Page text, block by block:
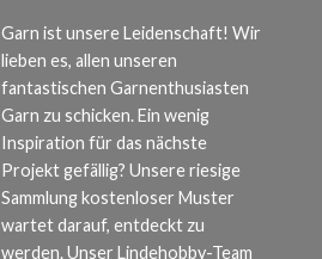
Garn ist unsere Leidenschaft! Wir
lieben es, allen unseren
fantastischen Garnenthusiasten
Garn zu schicken. Ein wenig
Inspiration für das nächste
Projekt gefällig? Unsere riesige
Sammlung kostenloser Muster
wartet darauf, entdeckt zu
werden. Unser Lindehobby-Team